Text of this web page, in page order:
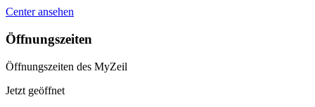
Center ansehen
Öffnungszeiten
Öffnungszeiten des MyZeil
Jetzt geöffnet